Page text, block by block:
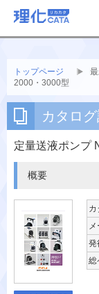
トップページ
2000・3000型
カタロ
定量送液ポンプ
概要
カ
発
総